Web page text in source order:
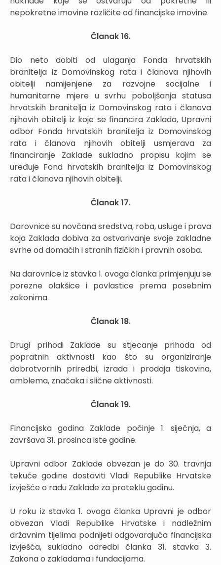
nepokretne imovine različite od financijske imovine.
Članak 16.
Dio neto dobiti od ulaganja Fonda hrvatskih
branitelja iz Domovinskog rata i članova njihovih
obitelji namijenjene za razvojne socijalne i
humanitarne mjere u svrhu poboljšanja statusa
hrvatskih branitelja iz Domovinskog rata i članova
njihovih obitelji iz koje se financira Zaklada, Upravni
odbor Fonda hrvatskih branitelja iz Domovinskog
rata i članova njihovih obitelji usmjerava za
financiranje Zaklade sukladno propisu kojim se
uređuje Fond hrvatskih branitelja iz Domovinskog
rata i članova njihovih obitelji.
Članak 17.
Darovnice su novčana sredstva, roba, usluge i prava
koja Zaklada dobiva za ostvarivanje svoje zakladne
svrhe od domaćih i stranih fizičkih i pravnih osoba.
Na darovnice iz stavka 1. ovoga članka primjenjuju se
porezne olakšice i povlastice prema posebnim
zakonima.
Članak 18.
Drugi prihodi Zaklade su stjecanje prihoda od
popratnih aktivnosti kao što su organiziranje
dobrotvornih priredbi, izrada i prodaja tiskovina,
amblema, značaka i slične aktivnosti.
Članak 19.
Financijska godina Zaklade počinje 1. siječnja, a
završava 31. prosinca iste godine.
Upravni odbor Zaklade obvezan je do 30. travnja
tekuće godine dostaviti Vladi Republike Hrvatske
izvješće o radu Zaklade za proteklu godinu.
U roku iz stavka 1. ovoga članka Upravni je odbor
obvezan Vladi Republike Hrvatske i nadležnim
državnim tijelima podnijeti odgovarajuća financijska
izvješća, sukladno odredbi članka 31. stavka 3.
Zakona o zakladama i fundacijama.